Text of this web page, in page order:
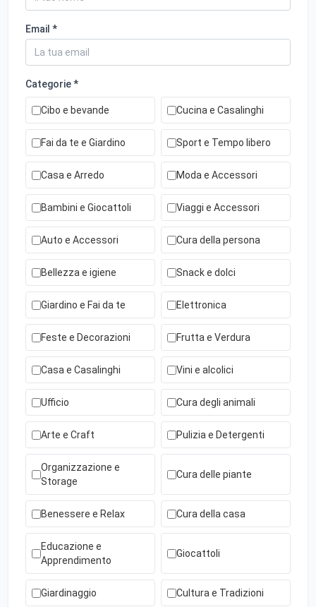
Email *
Categorie *
Cibo e bevande Cucina e Casalinghi
Fai da te e Giardino Sport e Tempo libero
Casa e Arredo Moda e Accessori
Bambini e Giocattoli Viaggi e Accessori
Auto e Accessori Cura della persona
Bellezza e igiene Snack e dolci
Giardino e Fai da te Elettronica
Feste e Decorazioni Frutta e Verdura
Casa e Casalinghi Vini e alcolici
Ufficio Cura degli animali
Arte e Craft Pulizia e Detergenti
Organizzazione e
Storage
Cura delle piante
Benessere e Relax Cura della casa
Educazione e
Apprendimento
Giocattoli
Giardinaggio Cultura e Tradizioni